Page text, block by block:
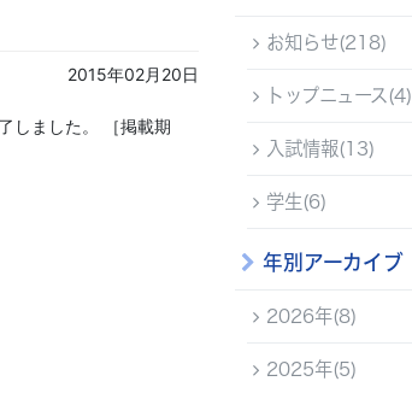
お知らせ(218)
トップニュース(4)
入試情報(13)
学生(6)
年別アーカイブ
2026年(8)
2025年(5)
2015年02月20日
しました。
［掲載期